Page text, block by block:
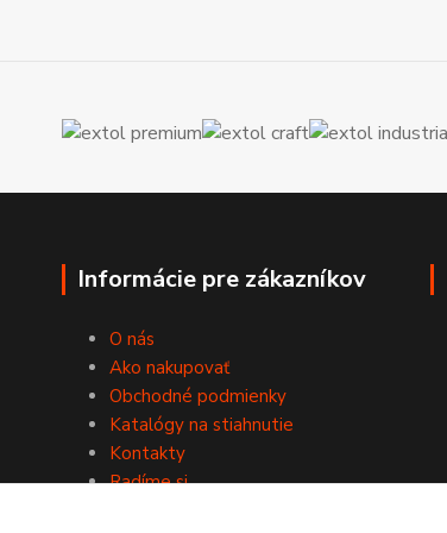
Informácie pre zákazníkov
O nás
Ako nakupovať
Obchodné podmienky
Katalógy na stiahnutie
Kontakty
Radíme si